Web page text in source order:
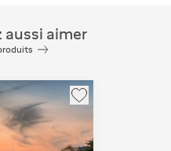
aussi aimer